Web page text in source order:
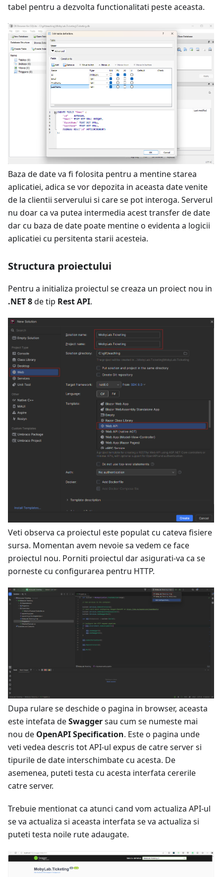
tabel pentru a dezvolta functionalitati peste aceasta.
Baza de date va fi folosita pentru a mentine starea
aplicatiei, adica se vor depozita in aceasta date venite
de la clientii serverului si care se pot interoga. Serverul
nu doar ca va putea intermedia acest transfer de date
dar cu baza de date poate mentine o evidenta a logicii
aplicatiei cu persitenta starii acesteia.
Structura proiectului
Pentru a initializa proiectul se creaza un proiect nou in
.NET 8de tip Rest API.
Veti observa ca proiectul este populat cu cateva fisiere
sursa. Momentan avem nevoie sa vedem ce face
proiectul nou. Porniti proiectul dar asigurati-va ca se
porneste cu configurarea pentru HTTP.
Dupa rulare se deschide o pagina in browser, aceasta
este intefata deSwaggersau cum se numeste mai
nou de OpenAPI Specification. Este o pagina unde
veti vedea descris tot API-ul expus de catre server si
tipurile de date interschimbate cu acesta. De
asemenea, puteti testa cu acesta interfata cererile
catre server.
Trebuie mentionat ca atunci cand vom actualiza API-ul
se va actualiza si aceasta interfata se va actualiza si
puteti testa noile rute adaugate.